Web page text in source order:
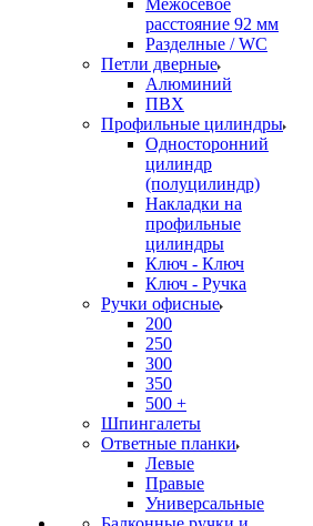
Межосевое
расстояние 92 мм
Разделные / WC
Петли дверные
Алюминий
ПВХ
Профильные цилиндры
Односторонний
цилиндр
(полуцилиндр)
Накладки на
профильные
цилиндры
Ключ - Ключ
Ключ - Ручка
Ручки офисные
200
250
300
350
500 +
Шпингалеты
Ответные планки
Левые
Правые
Универсальные